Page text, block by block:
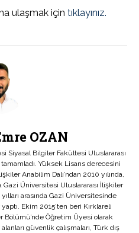
ulaşmak için tıklayınız.
OZAN
Siyasal Bilgiler Fakültesi Uluslararası
Yüksek Lisans derecesini
Anabilim Dalı’ndan 2010 yılında,
Gazi Üniversitesi Uluslararası İlişkiler
arasında Gazi Üniversitesinde
Ekim 2015’ten beri Kırklareli
Bölümü’nde Öğretim Üyesi olarak
güvenlik çalışmaları, Türk dış